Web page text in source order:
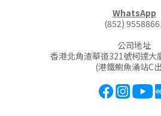
WhatsApp
(852)
公司地址
香港北角渣華道321號柯達大
(港鐵鰂魚涌站C